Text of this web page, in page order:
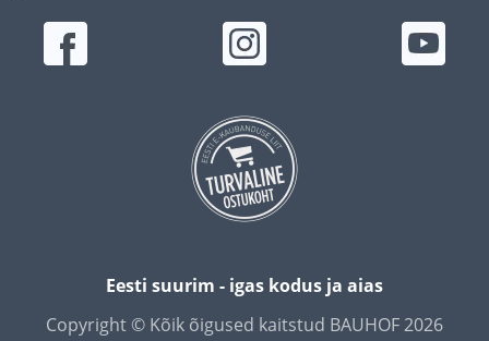
Eesti suurim - igas kodus ja aias
Copyright © Kõik õigused kaitstud BAUHOF 2026